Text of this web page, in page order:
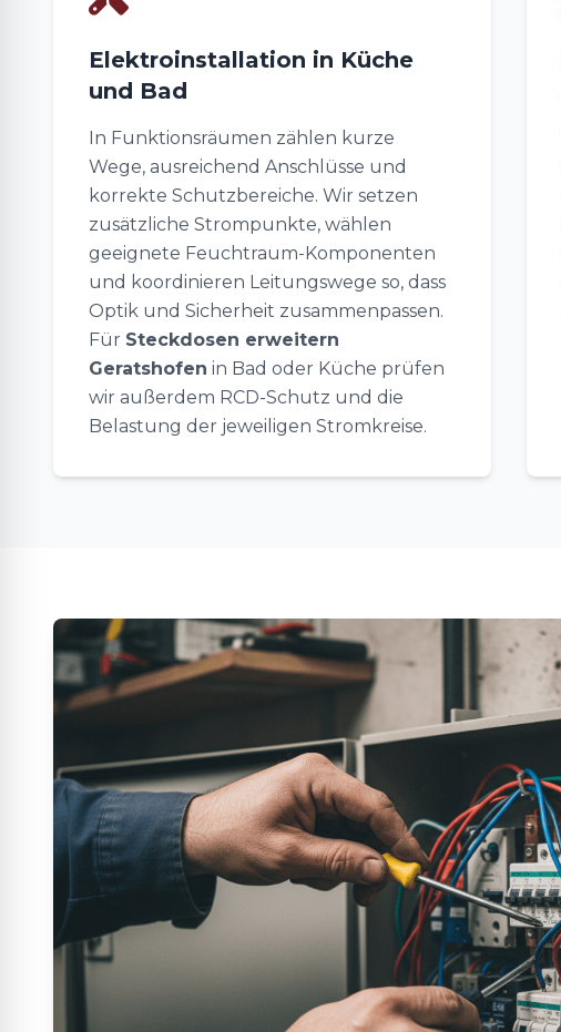
Elektroinstallation in Küche
und Bad
In Funktionsräumen zählen kurze
Wege, ausreichend Anschlüsse und
korrekte Schutzbereiche. Wir setzen
zusätzliche Strompunkte, wählen
geeignete Feuchtraum-Komponenten
und koordinieren Leitungswege so, dass
Optik und Sicherheit zusammenpassen.
Für Steckdosen erweitern
Geratshofen in Bad oder Küche prüfen
wir außerdem RCD-Schutz und die
Belastung der jeweiligen Stromkreise.